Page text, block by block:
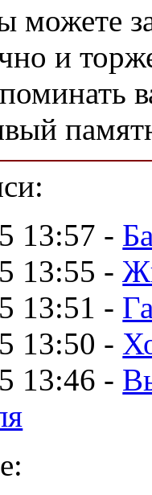
можете
и
13:57 -
13:55 -
13:51 -
13:50 -
13:46 -